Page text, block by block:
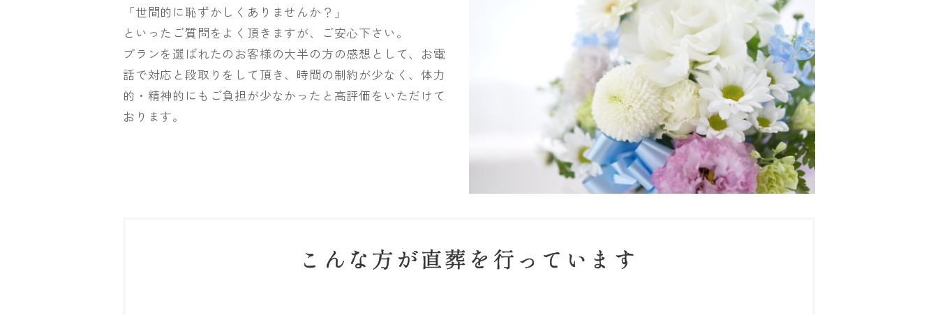
「世間的に恥ずかしくありませんか？」
といったご質問をよく頂きますが、ご安心下さい。
プランを選ばれたのお客様の大半の方の感想として、お電
話で対応と段取りをして頂き、時間の制約が少なく、体力
的・精神的にもご負担が少なかったと高評価をいただけて
おります。
こんな方が直葬を行っています